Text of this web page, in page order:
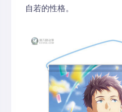
自若的性格。